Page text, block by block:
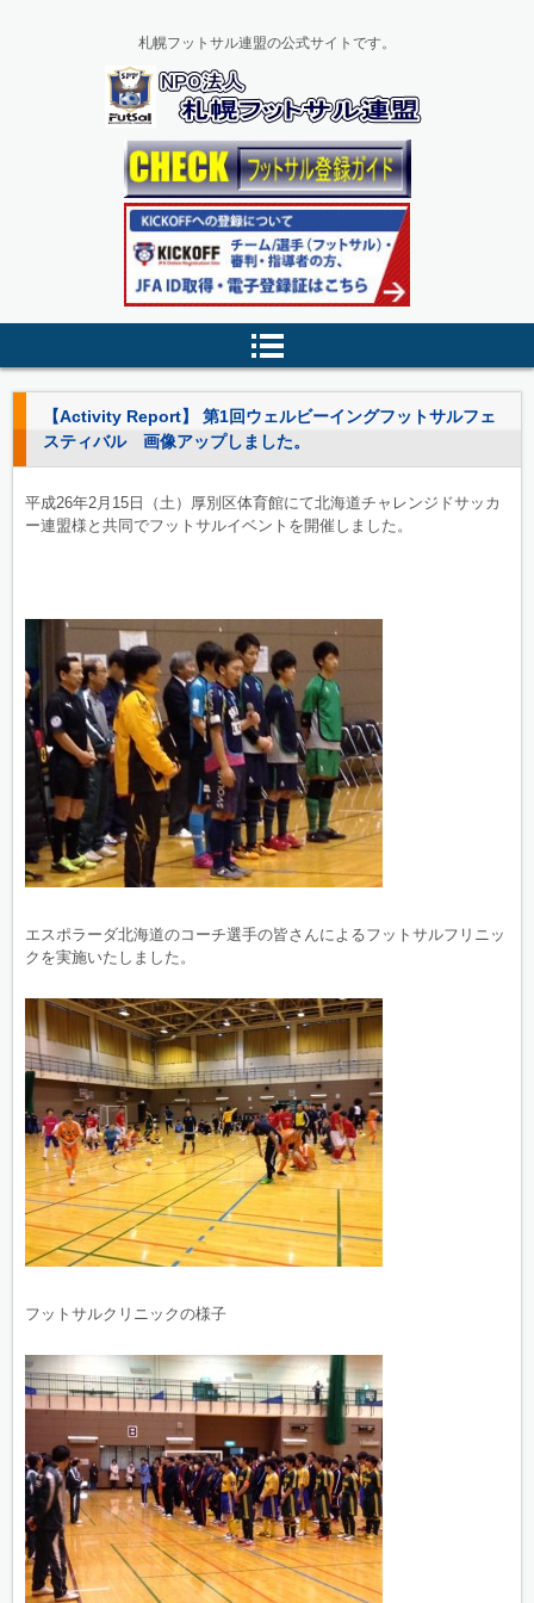
札幌フットサル連盟の公式サイトです。
【Activity Report】 第1回ウェルビーイングフットサルフェ
スティバル 画像アップしました。
平成26年2月15日（土）厚別区体育館にて北海道チャレンジドサッカ
ー連盟様と共同でフットサルイベントを開催しました。
エスポラーダ北海道のコーチ選手の皆さんによるフットサルフリニッ
クを実施いたしました。
フットサルクリニックの様子